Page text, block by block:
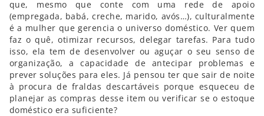
que, mesmo que conte com uma rede de apoio
(empregada, babá, creche, marido, avós…), culturalmente
é a mulher que gerencia o universo doméstico. Ver quem
faz o quê, otimizar recursos, delegar tarefas. Para tudo
isso, ela tem de desenvolver ou aguçar o seu senso de
organização, a capacidade de antecipar problemas e
prever soluções para eles. Já pensou ter que sair de noite
à procura de fraldas descartáveis porque esqueceu de
planejar as compras desse item ou verificar se o estoque
doméstico era suficiente?